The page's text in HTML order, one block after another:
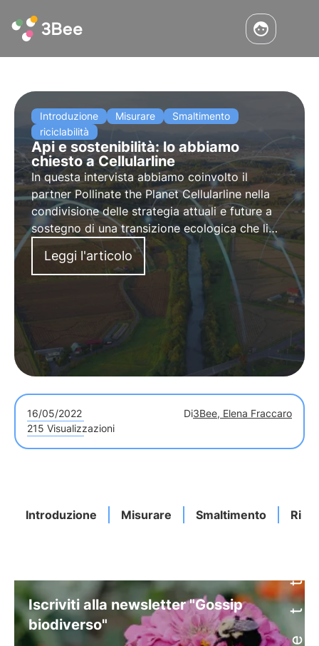
Introduzione Misurare
Smaltimento
riciclabilità
Api e sostenibilità: lo abbiamo
chiesto a Cellularline
In questa intervista abbiamo coinvolto il
partner Pollinate the Planet Cellularline nella
condivisione delle strategia attuali e future a
sostegno di una transizione ecologica che li
vede protagonisti fin da ora a partire dal
progetto per la protezione della biodiversità
realizzato con 3Bee dal 2021
Leggi l'articolo
16/05/2022 Di3Bee, Elena Fraccaro
215 Visualizzazioni
Introduzione Misurare Smaltimento
Iscriviti alla newsletter "Gossip
biodiverso"